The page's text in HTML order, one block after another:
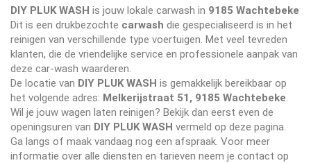
DIY PLUK WASH is jouw lokale carwash in 9185 Wachtebeke
Dit is een drukbezochte carwash die gespecialiseerd is in het
reinigen van verschillende type voertuigen. Met veel tevreden
klanten, die de vriendelijke service en professionele aanpak van
deze car-wash waarderen.
De locatie van DIY PLUK WASH is gemakkelijk bereikbaar op
het volgende adres: Melkerijstraat 51, 9185 Wachtebeke
Wil je jouw wagen laten reinigen? Bekijk dan eerst even de
openingsuren van DIY PLUK WASH vermeld op deze pagina.
Ga langs of maak vandaag nog een afspraak. Voor meer
informatie over alle diensten en tarieven neem je contact op